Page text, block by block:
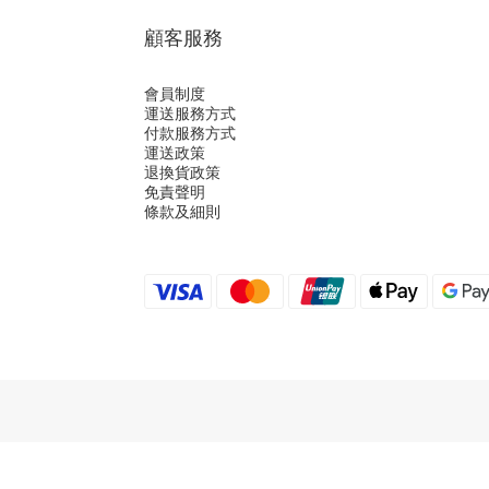
顧客服務
會員制度
運送服務方式
付款服務方式
運送政策
退換貨政策
免責聲明
條款及細則